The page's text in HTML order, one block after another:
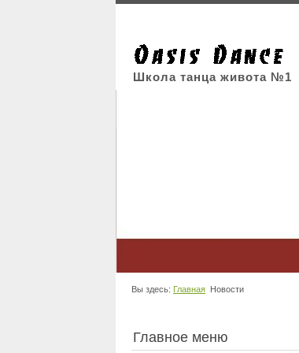
Школа танца живота №1
Вы здесь: Главная Новости
Главное меню